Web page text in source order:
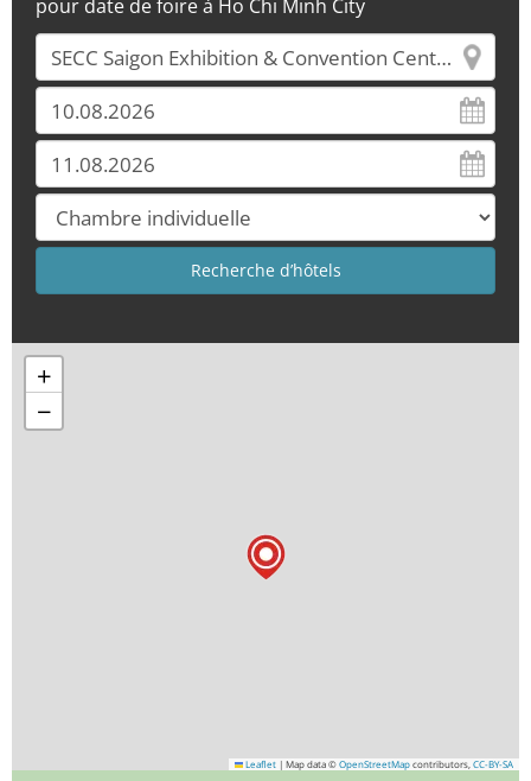
pour date de foire à Ho Chi Minh City
+
−
Leaflet | Map data © OpenStreetMap contributors, CC-BY-SA